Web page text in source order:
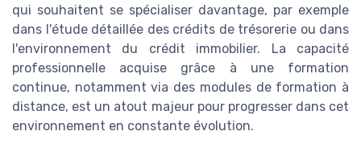
qui souhaitent se spécialiser davantage, par exemple
dans l'étude détaillée des crédits de trésorerie ou dans
l'environnement du crédit immobilier. La capacité
professionnelle acquise grâce à une formation
continue, notamment via des modules de formation à
distance, est un atout majeur pour progresser dans cet
environnement en constante évolution.